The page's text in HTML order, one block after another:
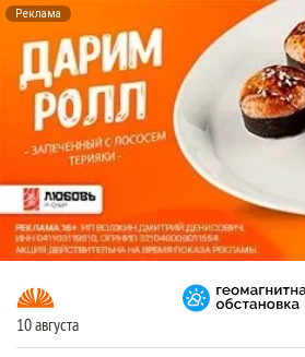
Реклама
10 августа